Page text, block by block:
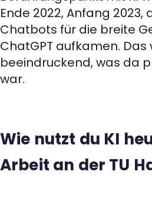
Ende 2022, Anfang 2023,
Chatbots für die breite
ChatGPT aufkamen. Das
beeindruckend, was da
war.
Wie nutzt du KI
Arbeit an der TU